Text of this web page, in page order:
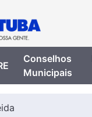
Conselhos
Municipais